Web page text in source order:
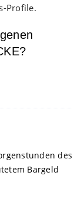
Profile.
des
Bargeld